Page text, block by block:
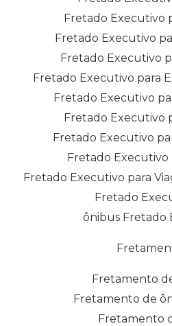
Fretado Executivo
Fretado Executivo
Fretado Executivo
Fretado Executivo para
Fretado Executivo
Fretado Executivo
Fretado Executivo
Fretado Executivo
Fretado Executivo para
Fretado
ônibus Fretado
Fretamento
Fretamento de
Fretamento